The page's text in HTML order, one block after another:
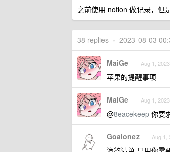
之前使用 notion 做记录，但
38 replies • 2023-08-03
MaiGe Aug 1, 2023
苹果的提醒事项
MaiGe Aug 1, 2023
@8eacekeep 你要
Goalonez Aug 1,